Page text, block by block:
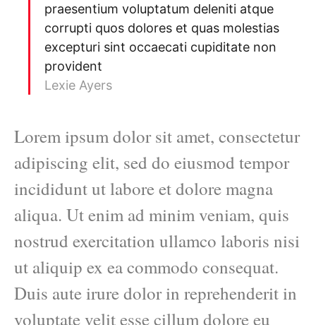
praesentium voluptatum deleniti atque
corrupti quos dolores et quas molestias
excepturi sint occaecati cupiditate non
provident
Lexie Ayers
Lorem ipsum dolor sit amet, consectetur
adipiscing elit, sed do eiusmod tempor
incididunt ut labore et dolore magna
aliqua. Ut enim ad minim veniam, quis
nostrud exercitation ullamco laboris nisi
ut aliquip ex ea commodo consequat.
Duis aute irure dolor in reprehenderit in
voluptate velit esse cillum dolore eu